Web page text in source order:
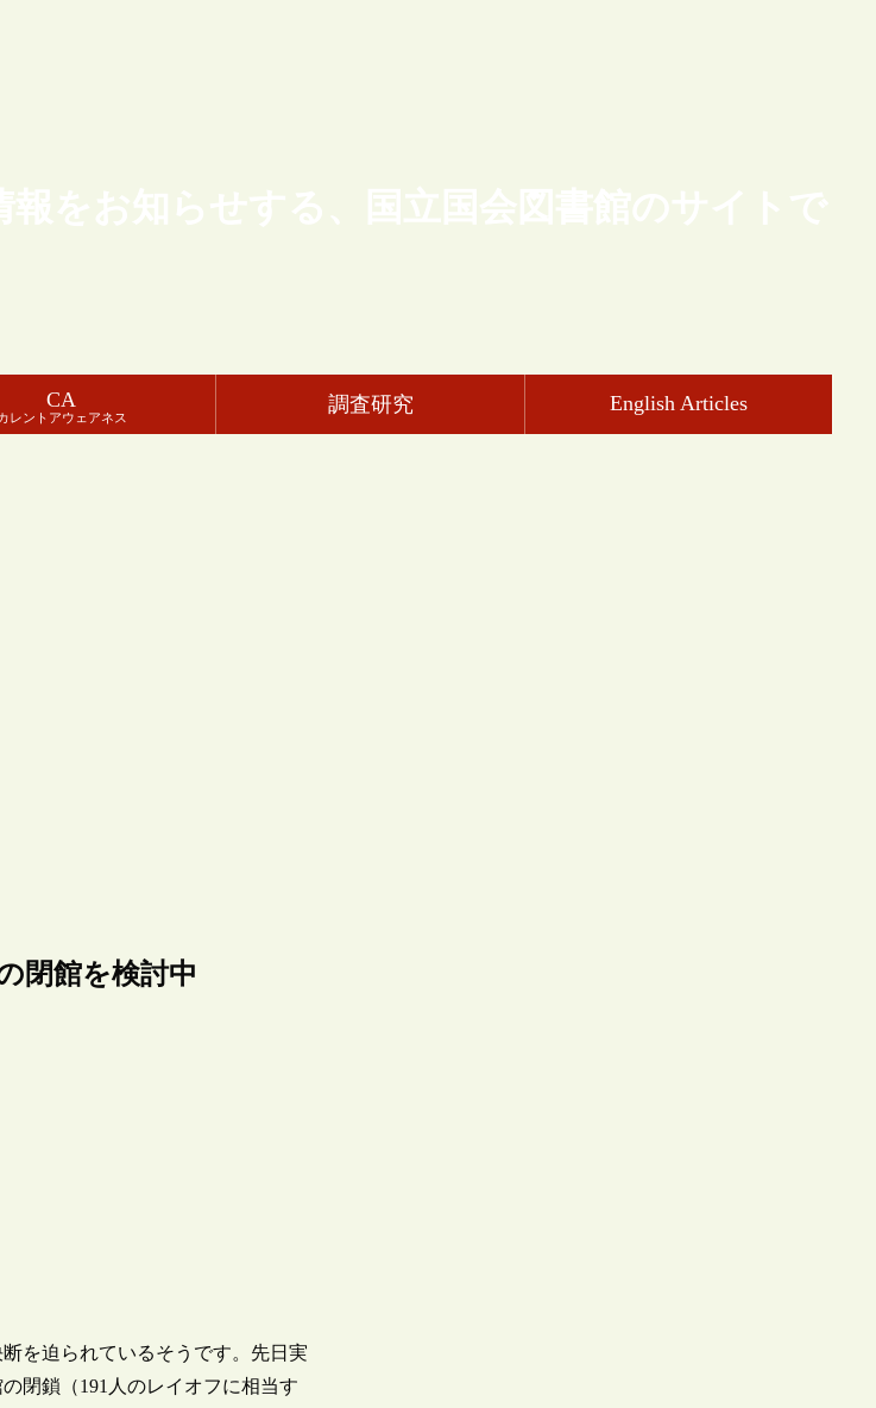
をお知らせする、国立国会図書館のサイトで
CA
レントアウェアネス
調査研究 English Articles
閉館を検討中
を迫られているそうです。先日実
閉鎖（191人のレイオフに相当す